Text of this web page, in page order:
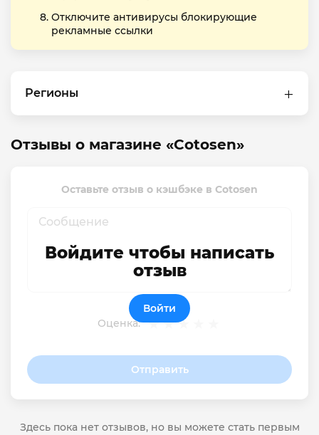
Отключите антивирусы блокирующие
рекламные ссылки
Регионы
Отзывы о магазине «Cotosen»
Оставьте отзыв о кэшбэке в Cotosen
Оценка:
Отправить
Войдите чтобы написать
отзыв
Войти
Здесь пока нет отзывов, но вы можете стать первым